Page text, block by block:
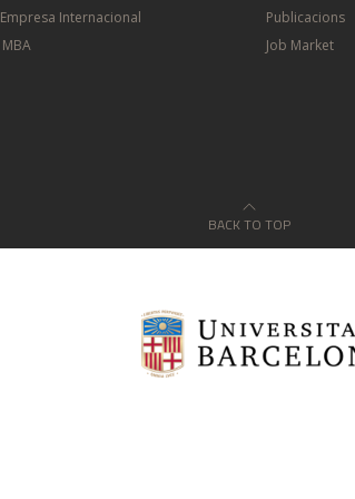
Internacional
Publicacions
Job Market
BACK TO TOP